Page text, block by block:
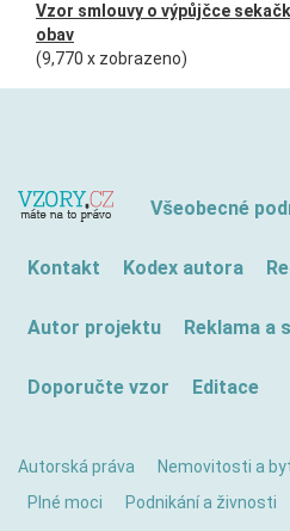
Vzor smlouvy o výpůjčce
obav
(9,770 x zobrazeno)
Všeobecné
Kontakt Kodex autora
Autor projektu Reklama a
Doporučte vzor Editace
Autorská práva Nemovitosti a
Plné moci
Podnikání a živnosti